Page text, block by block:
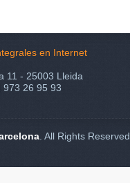
en Internet
11 - 25003 Lleida
973 26 95 93
. All Rights Reserved.